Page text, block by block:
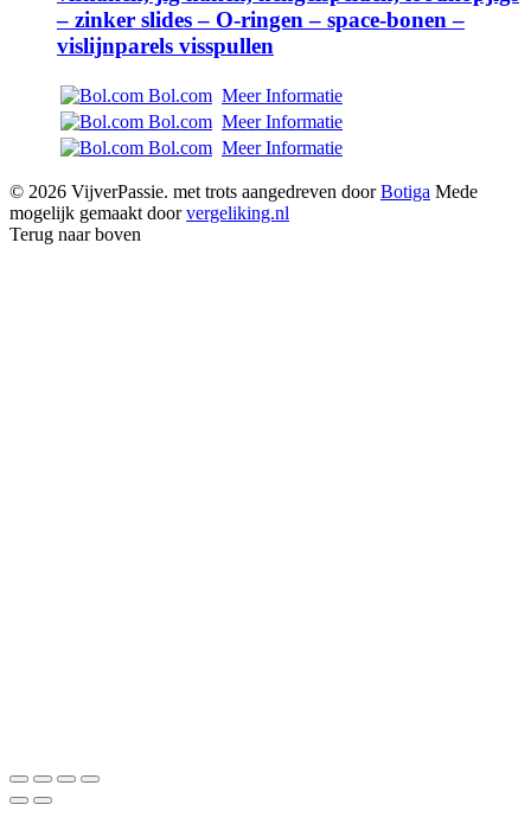
– zinker slides – O-ringen – space-bonen –
vislijnparels visspullen
Bol.com Meer Informatie
Bol.com Meer Informatie
Bol.com Meer Informatie
© 2026 VijverPassie. met trots aangedreven doorBotiga Mede
mogelijk gemaakt doorvergeliking.nl
Terug naar boven